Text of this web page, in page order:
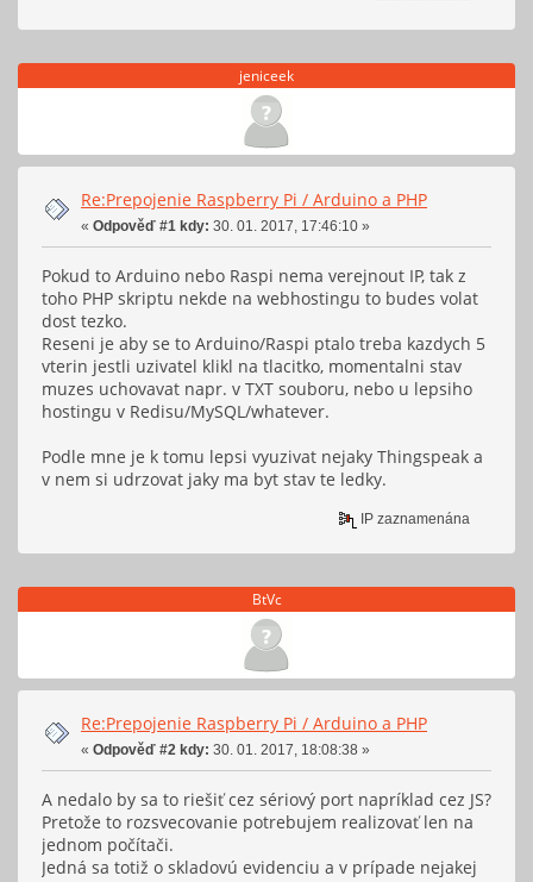
jeniceek
Re:Prepojenie Raspberry Pi / Arduino a PHP
« Odpověď #1 kdy: 30. 01. 2017, 17:46:10 »
Pokud to Arduino nebo Raspi nema verejnout IP, tak z
toho PHP skriptu nekde na webhostingu to budes volat
dost tezko.
Reseni je aby se to Arduino/Raspi ptalo treba kazdych 5
vterin jestli uzivatel klikl na tlacitko, momentalni stav
muzes uchovavat napr. v TXT souboru, nebo u lepsiho
hostingu v Redisu/MySQL/whatever.
Podle mne je k tomu lepsi vyuzivat nejaky Thingspeak a
v nem si udrzovat jaky ma byt stav te ledky.
IP zaznamenána
BtVc
Re:Prepojenie Raspberry Pi / Arduino a PHP
« Odpověď #2 kdy: 30. 01. 2017, 18:08:38 »
A nedalo by sa to riešiť cez sériový port napríklad cez JS?
Pretože to rozsvecovanie potrebujem realizovať len na
jednom počítači.
Jedná sa totiž o skladovú evidenciu a v prípade nejakej